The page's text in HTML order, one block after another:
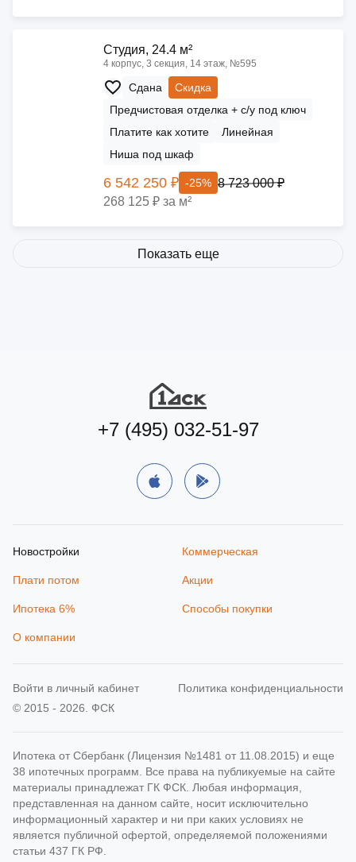
Cтудия, 24.4 м²
4 корпус, 3 секция, 14 этаж, №595
Сдана
Скидка
Предчистовая отделка + с/у под ключ
Платите как хотите
Линейная
Ниша под шкаф
6 542 250 ₽ -25% 8 723 000 ₽
268 125 ₽ за м²
Показать еще
+7 (495) 032-51-97
Новостройки Коммерческая
Плати потом Акции
Ипотека 6% Способы покупки
О компании
© 2015 - 2026. ФСК
Политика конфиденциальности
Ипотека от Сбербанк (Лицензия №1481 от 11.08.2015) и еще
38 ипотечных программ. Все права на публикуемые на сайте
материалы принадлежат ГК ФСК. Любая информация,
представленная на данном сайте, носит исключительно
информационный характер и ни при каких условиях не
является публичной офертой, определяемой положениями
статьи 437 ГК РФ.
Войти в личный кабинет